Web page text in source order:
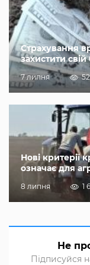
Страхування
захистити свій
7 липня
Нові критерії
означає для
8 липня 1
Не
Підписуйся